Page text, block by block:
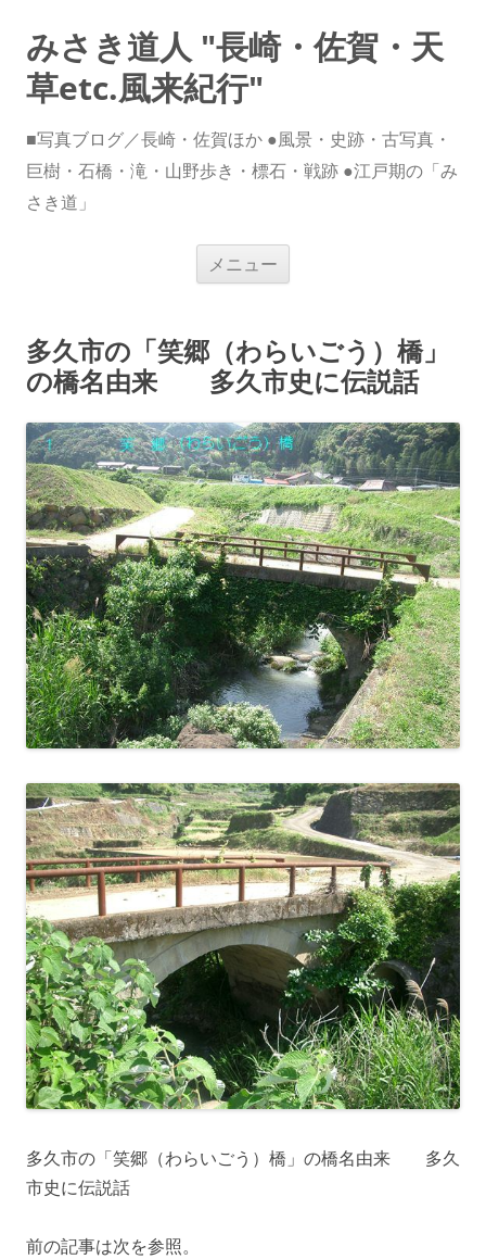
みさき道人 "長崎・佐賀・天
草etc.風来紀行"
■写真ブログ／長崎・佐賀ほか ●風景・史跡・古写真・
巨樹・石橋・滝・山野歩き・標石・戦跡 ●江戸期の「み
さき道」
メニュー
ス
キ
ッ
プ
多久市の「笑郷（わらいごう）橋」
の橋名由来 多久市史に伝説話
多久市の「笑郷（わらいごう）橋」の橋名由来 多久
市史に伝説話
前の記事は次を参照。